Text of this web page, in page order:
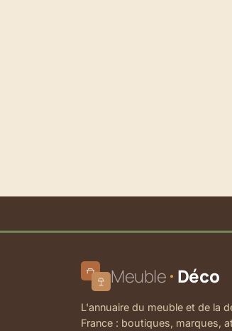
Meuble Déco
L'annuaire du meuble et de la
France : boutiques, marques,